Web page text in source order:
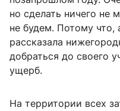
но сделать ничего не
не будем. Потому что,
рассказала
добраться до своего
ущерб.
На территории всех